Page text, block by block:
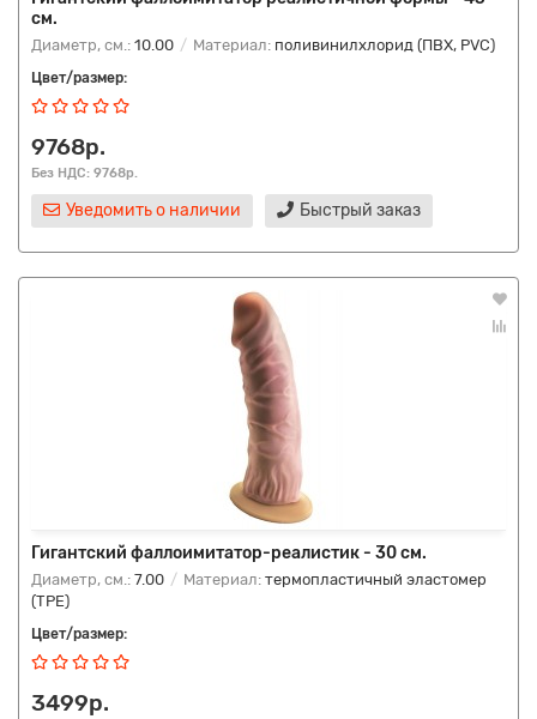
см.
Диаметр, см.: 10.00 Материал: поливинилхлорид (ПВХ, PVC)
Цвет/размер:
9768р.
Без НДС: 9768р.
Уведомить о наличии Быстрый заказ
Гигантский фаллоимитатор-реалистик - 30 см.
Диаметр, см.: 7.00 Материал: термопластичный эластомер
(TPE)
Цвет/размер:
3499р.